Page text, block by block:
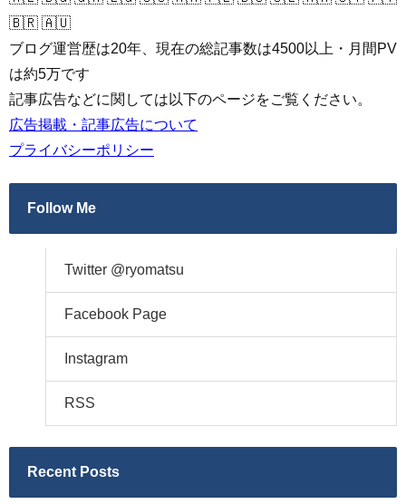
🇧🇷 🇦🇺
ブログ運営歴は20年、現在の総記事数は4500以上・月間PV
は約5万です
記事広告などに関しては以下のページをご覧ください。
広告掲載・記事広告について
プライバシーポリシー
Follow Me
Twitter @ryomatsu
Facebook Page
Instagram
RSS
Recent Posts